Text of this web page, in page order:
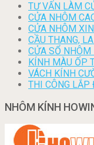
TƯ VẤN LÀM
CỬA NHÔM
CỬA NHÔM
CẦU THANG,
CỬA SỔ NHÔM
KÍNH MÀU ỐP
VÁCH KÍNH
THI CÔNG LẮP
NHÔM KÍNH